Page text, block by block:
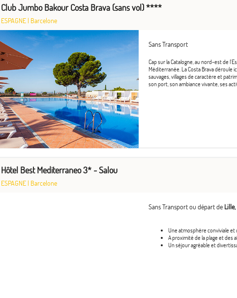
Club Jumbo Bakour Costa Brava (sans vol) ****
ESPAGNE | Barcelone
Sans Transport
Cap sur la Catalogne, au nord-est de
Méditerranée. La Costa Brava déroule
sauvages, villages de caractère et
son port, son ambiance vivante, ses
Hôtel Best Mediterraneo 3* - Salou
ESPAGNE | Barcelone
Sans Transport ou départ de Lille
Une atmosphère conviviale
A proximité de la plage et des
Un séjour agréable et